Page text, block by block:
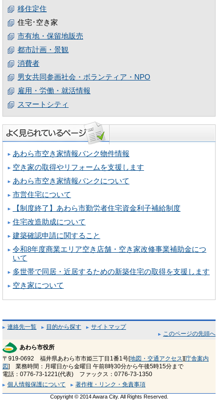
移住定住
住宅･空き家
市有地・保留地販売
都市計画・景観
消費者
男女共同参画社会・ボランティア・NPO
雇用・労働・就活情報
スマートシティ
あわら市空き家情報バンク物件情報
空き家の取得やリフォームを支援します
あわら市空き家情報バンクについて
市営住宅について
【制度終了】あわら市勤労者住宅資金利子補給制度
住宅改造助成について
建築確認申請に関すること
令和8年度商業エリア空き店舗・空き家改修事業補助金につ
いて
多世帯で同居・近居するための新築住宅の取得を支援します
空き家について
連絡先一覧 目的から探す
サイトマップ
このページの先頭へ
あわら市役所
〒919-0692 福井県あわら市市姫三丁目1番1号[地図・交通アクセス][庁舎案内
図] 業務時間：月曜日から金曜日 午前8時30分から午後5時15分まで
電話：0776-73-1221(代表) ファックス：0776-73-1350
個人情報保護について
著作権・リンク・免責事項
Copyright © 2014 Awara City. All Rights Reserved.